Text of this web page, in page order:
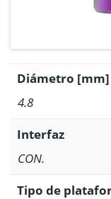
Diámetro [mm]
4.8
Interfaz
CON.
Tipo de